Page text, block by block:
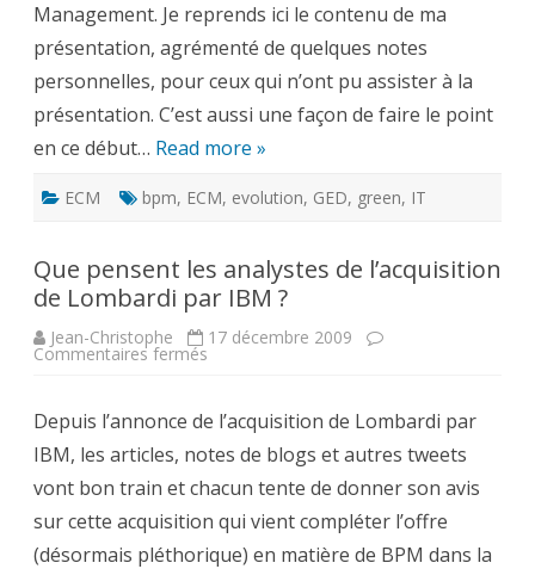
Management. Je reprends ici le contenu de ma
présentation, agrémenté de quelques notes
personnelles, pour ceux qui n’ont pu assister à la
présentation. C’est aussi une façon de faire le point
en ce début… Read more »
ECM bpm, ECM, evolution, GED, green, IT
Que pensent les analystes de l’acquisition
de Lombardi par IBM ?
Jean-Christophe 17 décembre 2009
Commentaires fermés
analystes
de
l’acquisition
de
Lombardi
par
IBM
?
Depuis l’annonce de l’acquisition de Lombardi par
IBM, les articles, notes de blogs et autres tweets
vont bon train et chacun tente de donner son avis
sur cette acquisition qui vient compléter l’offre
(désormais pléthorique) en matière de BPM dans la